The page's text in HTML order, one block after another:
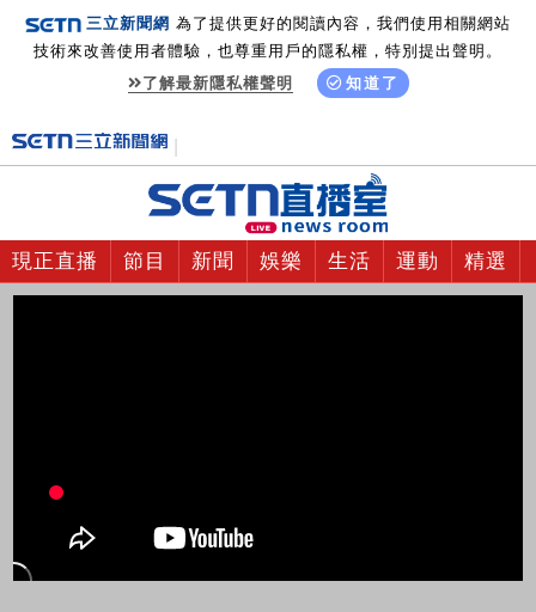
三立新聞網 為了提供更好的閱讀內容，我們使用相關網站
技術來改善使用者體驗，也尊重用戶的隱私權，特別提出聲明。
了解最新隱私權聲明
知道了
現正直播 節目 新聞 娛樂 生活 運動 精選